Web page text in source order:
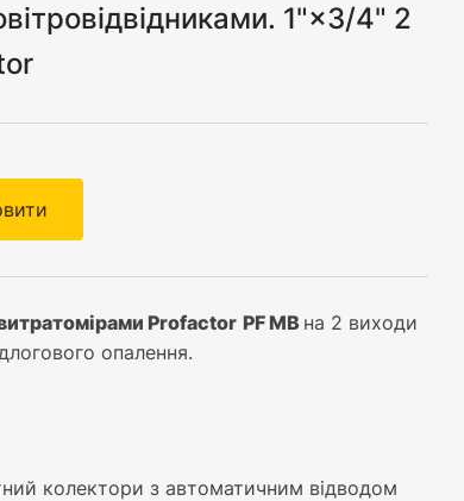
1"×3/4" 2
Profactor PF MB на 2 виходи
опалення.
колектори з автоматичним відводом